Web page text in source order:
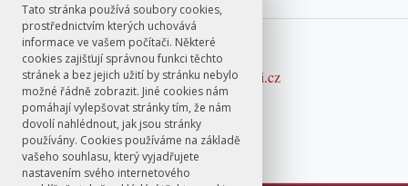
Tato stránka používá soubory cookies,
prostřednictvím kterých uchovává
informace ve vašem počítači. Některé
cookies zajišťují správnou funkci těchto
stránek a bez jejich užití by stránku nebylo
možné řádně zobrazit. Jiné cookies nám
pomáhají vylepšovat stránky tím, že nám
dovolí nahlédnout, jak jsou stránky
používány. Cookies používáme na základě
vašeho souhlasu, který vyjadřujete
nastavením svého internetového
E-mail
ColdwarKorea@ff.cuni.cz